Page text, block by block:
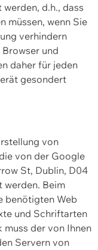
d.h., dass
müssen, wenn Sie
verhindern
und
daher für jeden
gesondert
von
von der Google
St, Dublin, D04
werden. Beim
benötigten Web
und Schriftarten
muss der von Ihnen
Servern von